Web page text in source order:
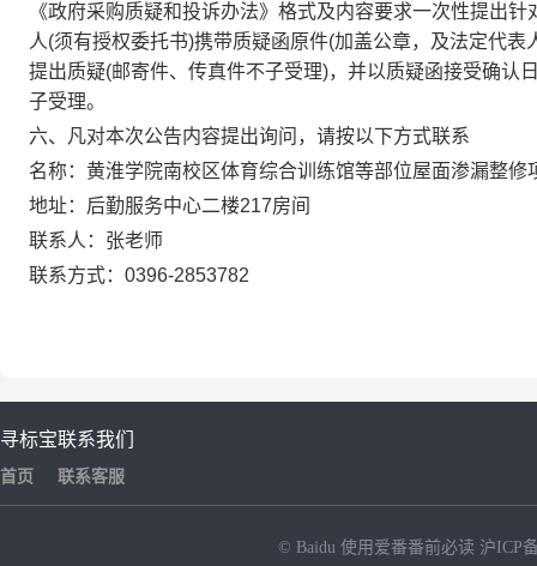
《政府采购质疑和投诉办法》格式及内容要求一次性提出
人(须有授权委托书)携带质疑函原件(加盖公章，及法定代
提出质疑(邮寄件、传真件不子受理)，并以质疑函接受确认
子受理。
六、凡对本次公告内容提出询问，请按以下方式联系
名称：黄淮学院南校区体育综合训练馆等部位屋面渗漏整修
地址：后勤服务中心二楼217房间
联系人：张老师
联系方式：0396-2853782
寻标宝
首页
联系我们
联系客服
© Baidu 使用爱番番前必读 沪ICP